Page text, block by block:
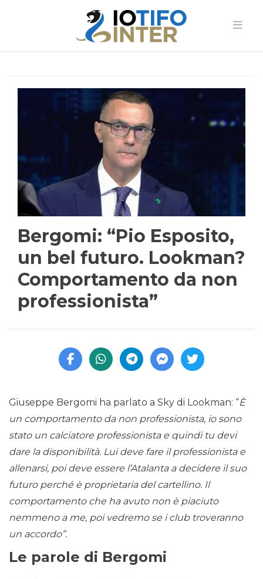
Bergomi: “Pio Esposito,
un bel futuro. Lookman?
Comportamento da non
professionista”
Giuseppe Bergomi ha parlato a Sky di Lookman: “È
un comportamento da non professionista, io sono
stato un calciatore professionista e quindi tu devi
dare la disponibilità. Lui deve fare il professionista e
allenarsi, poi deve essere l’Atalanta a decidere il suo
futuro perché è proprietaria del cartellino. Il
comportamento che ha avuto non è piaciuto
nemmeno a me, poi vedremo se i club troveranno
un accordo”.
Le parole di Bergomi